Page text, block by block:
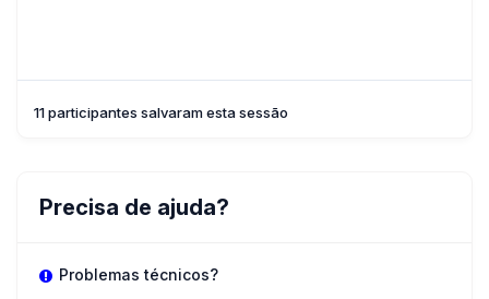
11 participantes salvaram esta sessão
Precisa de ajuda?
Problemas técnicos?